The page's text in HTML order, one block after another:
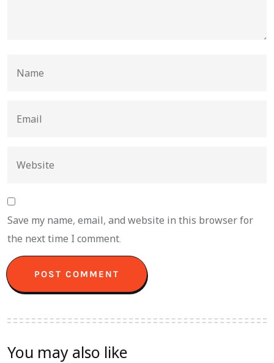
Save my name, email, and website in this browser for
the next time I comment.
You may also like